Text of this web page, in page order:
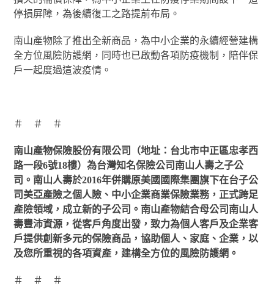
停損屏障，為後續復工之路提前布局。
南山產物除了推出全新商品，為中小企業的永續經營建構
全方位風險防護網，同時也已啟動各項防疫機制，陪伴保
戶一起度過這波疫情。
＃ ＃ ＃
南山產物保險股份有限公司（地址：台北市中正區忠孝西
路一段6號18樓）為台灣知名保險公司南山人壽之子公
司。南山人壽於2016年併購原美國國際集團旗下在台子公
司美亞產險之個人險、中小企業商業保險業務，正式跨足
產險領域，成立新的子公司。南山產物結合母公司南山人
壽豐沛資源，從客戶角度出發，致力為個人客戶及企業客
戶提供創新多元的保險商品，協助個人、家庭、企業，以
及您所重視的各項資產，建構全方位的風險防護網。
＃ ＃ ＃